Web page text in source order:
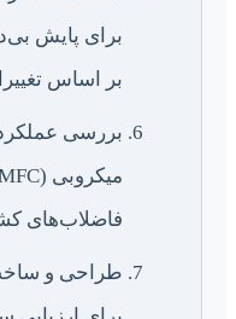
برای پایش
بر اساس
بررسی
فاضلاب‌های
طراحی و